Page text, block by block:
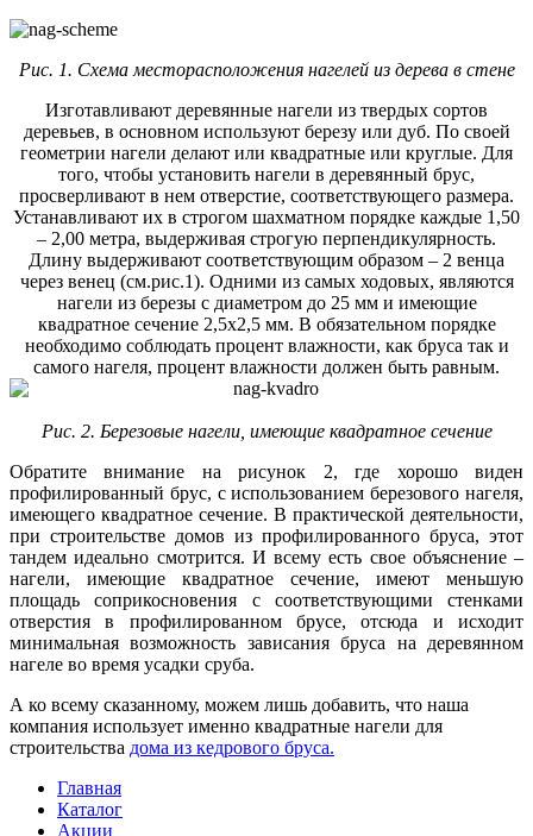
Рис. 1. Схема месторасположения нагелей из дерева в стене
Изготавливают деревянные нагели из твердых сортов
деревьев, в основном используют березу или дуб. По своей
геометрии нагели делают или квадратные или круглые. Для
того, чтобы установить нагели в деревянный брус,
просверливают в нем отверстие, соответствующего размера.
Устанавливают их в строгом шахматном порядке каждые 1,50
– 2,00 метра, выдерживая строгую перпендикулярность.
Длину выдерживают соответствующим образом – 2 венца
через венец (см.рис.1). Одними из самых ходовых, являются
нагели из березы с диаметром до 25 мм и имеющие
квадратное сечение 2,5х2,5 мм. В обязательном порядке
необходимо соблюдать процент влажности, как бруса так и
самого нагеля, процент влажности должен быть равным.
Рис. 2. Березовые нагели, имеющие квадратное сечение
Обратите внимание на рисунок 2, где хорошо виден
профилированный брус, с использованием березового нагеля,
имеющего квадратное сечение. В практической деятельности,
при строительстве домов из профилированного бруса, этот
тандем идеально смотрится. И всему есть свое объяснение –
нагели, имеющие квадратное сечение, имеют меньшую
площадь соприкосновения с соответствующими стенками
отверстия в профилированном брусе, отсюда и исходит
минимальная возможность зависания бруса на деревянном
нагеле во время усадки сруба.
А ко всему сказанному, можем лишь добавить, что наша
компания использует именно квадратные нагели для
строительства дома из кедрового бруса.
Главная
Каталог
Акции